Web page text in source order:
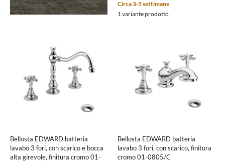
Circa 3-5 settimane
1 variante prodotto
Bellosta EDWARD batteria
lavabo 3 fori, con scarico e bocca
alta girevole, finitura cromo 01-
Bellosta EDWARD batteria
lavabo 3 fori, con scarico, finitura
cromo 01-0805/C